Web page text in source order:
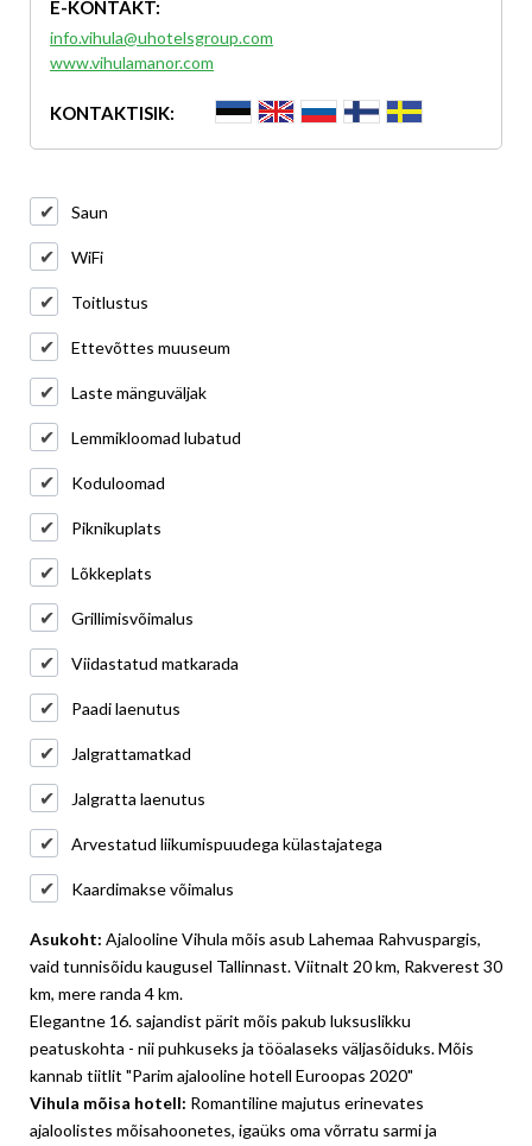
E-KONTAKT:
info.vihula@uhotelsgroup.com
www.vihulamanor.com
KONTAKTISIK:
Saun
WiFi
Toitlustus
Ettevõttes muuseum
Laste mänguväljak
Lemmikloomad lubatud
Koduloomad
Piknikuplats
Lõkkeplats
Grillimisvõimalus
Viidastatud matkarada
Paadi laenutus
Jalgrattamatkad
Jalgratta laenutus
Arvestatud liikumispuudega külastajatega
Kaardimakse võimalus
Asukoht: Ajalooline Vihula mõis asub Lahemaa Rahvuspargis,
vaid tunnisõidu kaugusel Tallinnast. Viitnalt 20 km, Rakverest 30
km, mere randa 4 km.
Elegantne 16. sajandist pärit mõis pakub luksuslikku
peatuskohta - nii puhkuseks ja tööalaseks väljasõiduks. Mõis
kannab tiitlit "Parim ajalooline hotell Euroopas 2020"
Vihula mõisa hotell: Romantiline majutus erinevates
ajaloolistes mõisahoonetes, igaüks oma võrratu sarmi ja